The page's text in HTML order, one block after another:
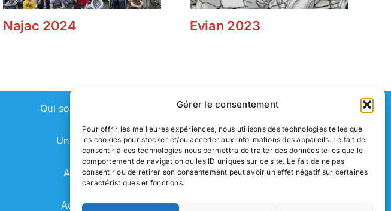
Gérer le consentement
Pour offrir les meilleures expériences, nous utilisons des technologies telles que
les cookies pour stocker et/ou accéder aux informations des appareils. Le fait de
consentir à ces technologies nous permettra de traiter des données telles que le
comportement de navigation ou les ID uniques sur ce site. Le fait de ne pas
consentir ou de retirer son consentement peut avoir un effet négatif sur certaines
caractéristiques et fonctions.
Najac 2024 Evian 2023
Qui sommes-nous
Universités
Adhérer
Adhérent
Nous contacter
Mentions légales
Politique de confidentialité